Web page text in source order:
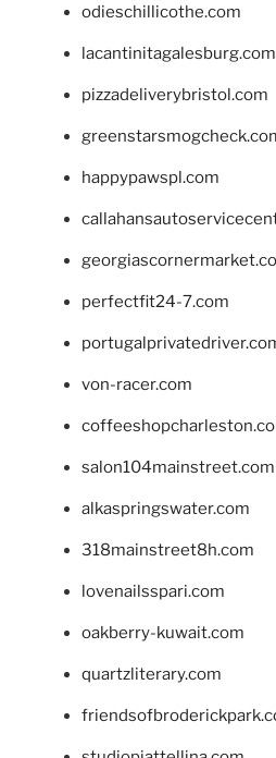
odieschillicothe.com
lacantinitagalesburg.com
pizzadeliverybristol.com
happypawspl.com
perfectfit24-7.com
von-racer.com
salon104mainstreet.com
alkaspringswater.com
318mainstreet8h.com
lovenailsspari.com
oakberry-kuwait.com
quartzliterary.com